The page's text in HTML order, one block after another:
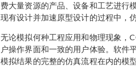
费大量资源的产品、设备和工艺进行
现有设计并加速原型设计的过程中，
无论模拟何种工程应用和物理现象，
户操作界面和一致的用户体验。软件
模拟结果的完整的仿真流程在内的模